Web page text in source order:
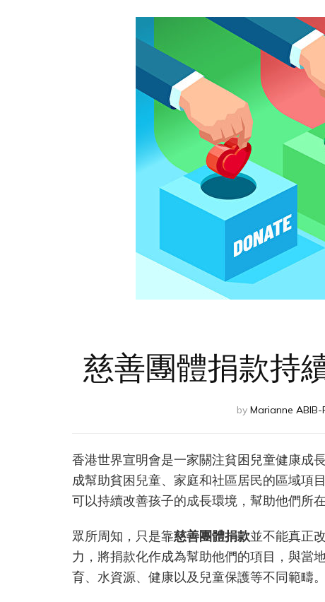
慈善團體捐款持
by Marianne ABIB-
香港世界宣明會是一家關注貧困兒童健康成
成幫助貧困兒童、家庭和社區居民的區域項
可以持續改善孩子的成長環境，幫助他們所
眾所周知，只是靠慈善團體捐款並不能真正
力，將捐款化作成為幫助他們的項目，與當
育、水資源、健康以及兒童保護等不同範疇。